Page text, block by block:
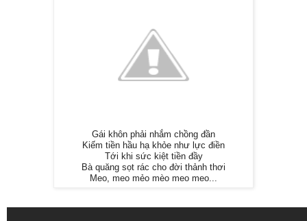
Gái khôn phải nhắm chồng đần
Kiếm tiền hầu hạ khỏe như lực điền
Tới khi sức kiệt tiền đầy
Bà quăng sọt rác cho đời thảnh thơi
Meo, meo mẻo mèo meo meo...